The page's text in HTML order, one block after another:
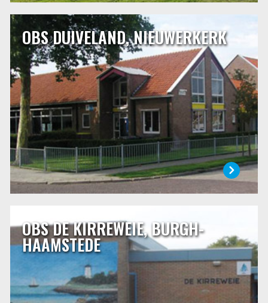
OBS DUIVELAND, NIEUWERKERK
OBS DUIVELAND, NIEUWERKERK
OBS Duiveland is de openbare basisschool in
Nieuwerkerk. Met respect voor de dorpscultuur werkt de
school samen met de andere school en de verenigingen en
stichtingen die in het dorp aanwezig zijn. De school wordt
bezocht door kinderen uit Nieuwerkerk en door kinderen
uit de omringende dorpen, Ouwerkerk, Sirjansland en
Oosterland.
LEES MEER
OBS DE KIRREWEIE, BURGH-
HAAMSTEDE
OBS DE KIRREWEIE, BURGH-HAAMSTEDE
Het weiland waarop in 1969 de school werd gebouwd
stond bekend onder de naam “het kirreweitje” (klein stuk
weiland). Het Schouwse woord kirretje betekent: mens, dier
of ding dat klein van stuk is. Daar komt de naam van onze
school vandaan.